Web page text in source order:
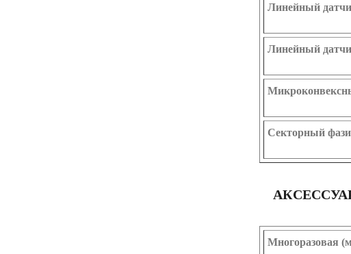
Линейный
Линейный
Секторный
Многоразовая